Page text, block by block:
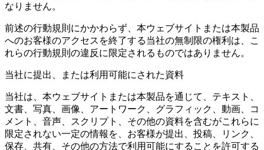
なりません。
前述の行動規則にかかわらず、本ウェブサイトまたは本製品
へのお客様のアクセスを終了する当社の無制限の権利は、こ
れらの行動規則の違反に限定されるものではありません。
当社に提出、または利用可能にされた資料
当社は、本ウェブサイトまたは本製品を通じて、テキスト、
文書、写真、画像、アートワーク、グラフィック、動画、コ
メント、音声、スクリプト、その他の資料を含むがこれらに
限定されない一定の情報を、お客様が提出、投稿、リンク、
保存、共有、その他の方法で利用可能にすることを許可する